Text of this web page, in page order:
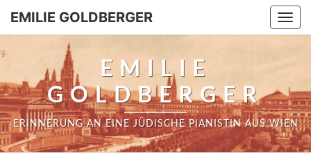
EMILIE GOLDBERGER
EMILIE
GOLDBERGER
ERINNERUNG AN EINE JÜDISCHE PIANISTIN AUS WIEN